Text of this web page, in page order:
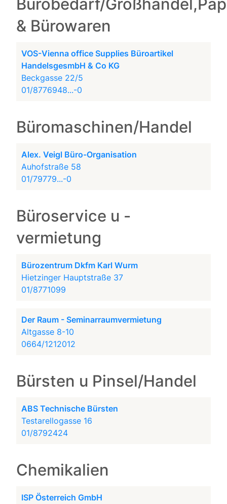
Bürobedarf/
& Bürowaren
VOS-Vienna office Supplies Büroartikel
HandelsgesmbH & Co KG
Beckgasse 22/5
01/8776948...-0
Büromaschinen/Handel
Alex. Veigl Büro-Organisation
Auhofstraße 58
01/79779...-0
Büroservice u -
vermietung
Bürozentrum Dkfm Karl Wurm
Hietzinger Hauptstraße 37
01/8771099
Der Raum - Seminarraumvermietung
Altgasse 8-10
0664/1212012
Bürsten u Pinsel/Handel
ABS Technische Bürsten
Testarellogasse 16
01/8792424
Chemikalien
ISP Österreich GmbH